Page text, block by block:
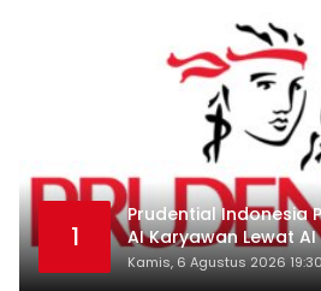
1
Prudential Indonesia
AI Karyawan Lewat AI
Kamis, 6 Agustus 2026 19:30